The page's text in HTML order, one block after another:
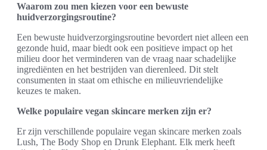
Waarom zou men kiezen voor een bewuste
huidverzorgingsroutine?
Een bewuste huidverzorgingsroutine bevordert niet alleen een
gezonde huid, maar biedt ook een positieve impact op het
milieu door het verminderen van de vraag naar schadelijke
ingrediënten en het bestrijden van dierenleed. Dit stelt
consumenten in staat om ethische en milieuvriendelijke
keuzes te maken.
Welke populaire vegan skincare merken zijn er?
Er zijn verschillende populaire vegan skincare merken zoals
Lush, The Body Shop en Drunk Elephant. Elk merk heeft